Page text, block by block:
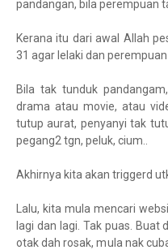
pandangan, bila perempuan
Kerana itu dari awal Allah
31 agar lelaki dan
Bila tak tunduk
drama atau movie, atau
tutup aurat, penyanyi tak
pegang2 tgn, peluk, cium..
Akhirnya kita akan triggerd
Lalu, kita mula mencari
lagi dan lagi. Tak puas. Buat
otak dah rosak, mula nak